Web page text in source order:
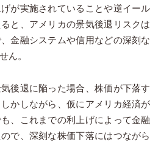
が実施されていることや逆イール
と、アメリカの景気後退リスクは
金融システムや信用などの深刻な
ん。
後退に陥った場合、株価が下落す
かしながら、仮にアメリカ経済が
、これまでの利上げによって金融
で、深刻な株価下落にはつながら